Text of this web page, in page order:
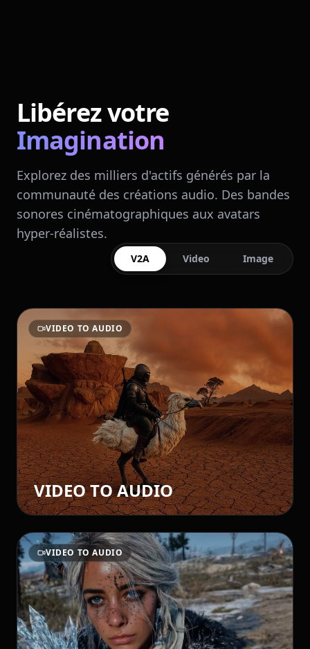
Libérez votre
Imagination
Explorez des milliers d'actifs générés par la
communauté des créations audio. Des bandes
sonores cinématographiques aux avatars
hyper-réalistes.
V2A Video Image
VIDEO TO AUDIO
VIDEO TO AUDIO
VIDEO TO AUDIO